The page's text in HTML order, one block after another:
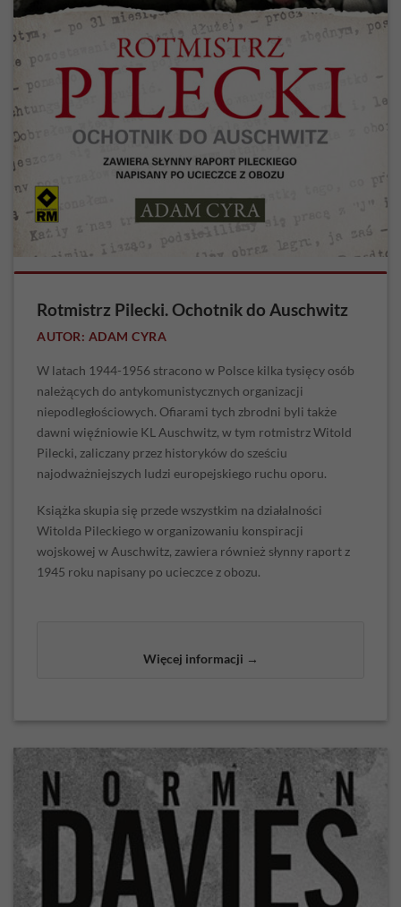
Rotmistrz Pilecki. Ochotnik do Auschwitz
AUTOR: ADAM CYRA
W latach 1944-1956 stracono w Polsce kilka tysięcy osób
należących do antykomunistycznych organizacji
niepodległościowych. Ofiarami tych zbrodni byli także
dawni więźniowie KL Auschwitz, w tym rotmistrz Witold
Pilecki, zaliczany przez historyków do sześciu
najodważniejszych ludzi europejskiego ruchu oporu.
Książka skupia się przede wszystkim na działalności
Witolda Pileckiego w organizowaniu konspiracji
wojskowej w Auschwitz, zawiera również słynny raport z
1945 roku napisany po ucieczce z obozu.
Więcej informacji →